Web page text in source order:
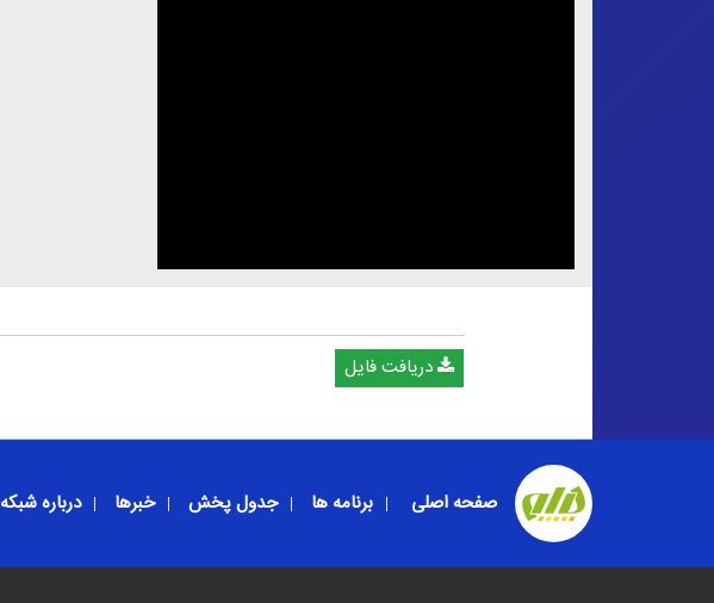
دریافت فایل
صفحه اصلی برنامه ها جدول پخش خبرها درباره شبکه